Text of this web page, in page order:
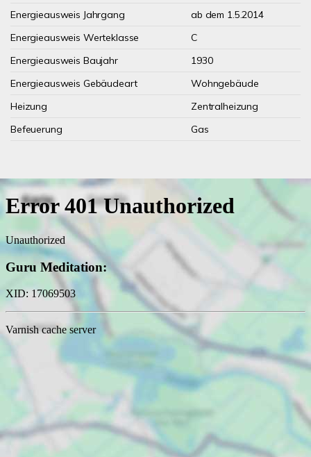
Energieausweis Jahrgang
ab dem 1.5.2014
Energieausweis Werteklasse
C
Energieausweis Baujahr
1930
Energieausweis Gebäudeart
Wohngebäude
Heizung
Zentralheizung
Befeuerung
Gas